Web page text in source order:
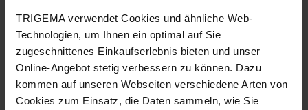
TRIGEMA verwendet Cookies und ähnliche Web-
Technologien, um Ihnen ein optimal auf Sie
zugeschnittenes Einkaufserlebnis bieten und unser
Online-Angebot stetig verbessern zu können. Dazu
kommen auf unseren Webseiten verschiedene Arten von
Cookies zum Einsatz, die Daten sammeln, wie Sie
Gute + bewährte Qualität.
25.03.2026